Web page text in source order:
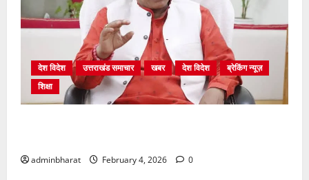
देश विदेश उत्तराखंड समाचार खबर देश विदेश
ब्रेकिंग न्यूज़
शिक्षा
adminbharat February 4, 2026 0